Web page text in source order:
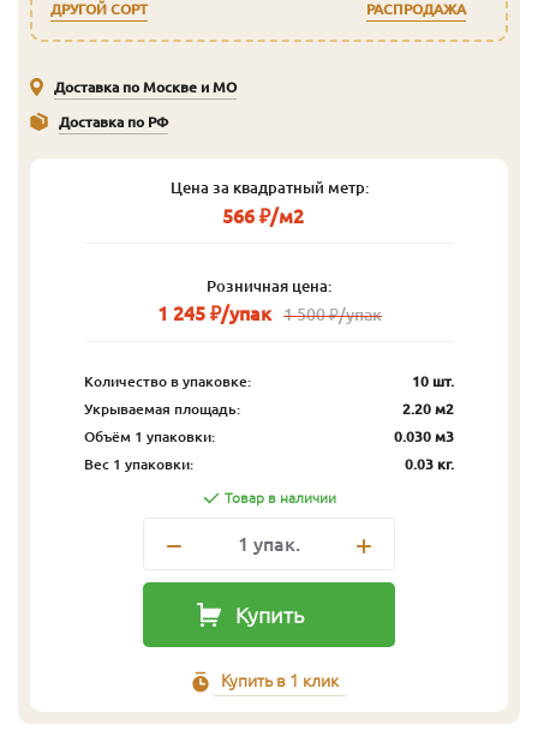
ДРУГОЙ СОРТ
РАСПРОДАЖА
Доставка по Москве и МО
Доставка по РФ
Цена за квадратный метр:
566 ₽/м2
Розничная цена:
1 245 ₽/упак 1 500 ₽/упак
Количество в упаковке:
10 шт.
Укрываемая площадь:
2.20 м2
Объём 1 упаковки:
0.030 м3
Вес 1 упаковки:
0.03 кг.
Товар в наличии
1 упак.
Купить
Купить в 1 клик